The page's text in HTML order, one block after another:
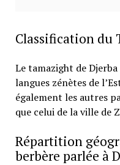
Classification du
Le tamazight de
langues zénètes de
également les autres
que celui de la ville de
Répartition
berbère parlée à